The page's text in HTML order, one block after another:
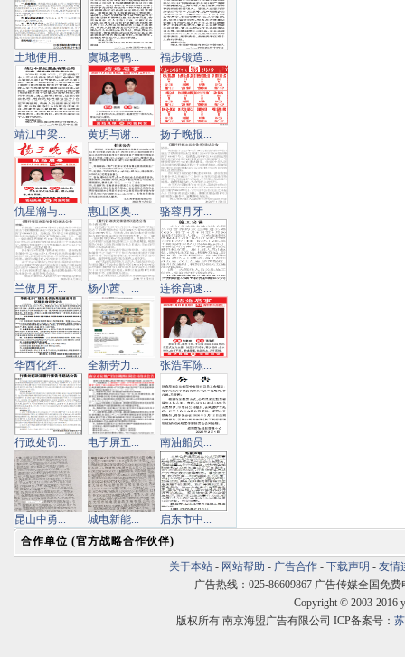
土地使用... 虞城老鸭... 福步锻造...
靖江中梁... 黄玥与谢... 扬子晚报...
仇星瀚与... 惠山区奥... 骆蓉月牙...
兰傲月牙... 杨小茜、... 连徐高速...
华西化纤... 全新劳力... 张浩军陈...
行政处罚... 电子屏五... 南油船员...
昆山中勇... 城电新能...
启东市中...
合作单位 (官方战略合作伙伴)
关于本站 - 网站帮助 - 广告合作 - 下载声明 - 友情
广告热线：025-86609867 广告传媒全国免费
Copyright © 2003-2016
版权所有 南京海盟广告有限公司 ICP备案号：